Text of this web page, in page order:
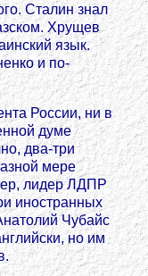
Сталин знал
Хрущев
язык.
и по-
России, ни в
думе
два-три
мере
лидер ЛДПР
иностранных
Чубайс
но им